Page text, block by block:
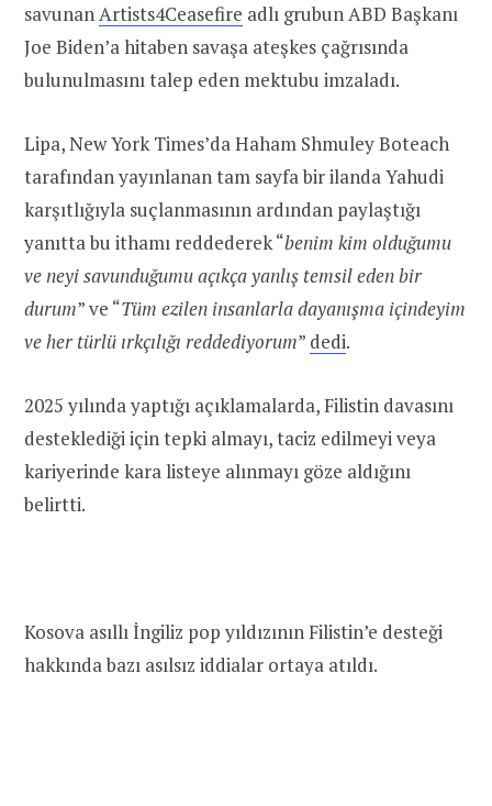
savunanArtists4Ceasefire adlı grubun ABD Başkanı
Joe Biden’a hitaben savaşa ateşkes çağrısında
bulunulmasını talep eden mektubu imzaladı.
Lipa, New York Times’da Haham Shmuley Boteach
tarafından yayınlanan tam sayfa bir ilanda Yahudi
karşıtlığıyla suçlanmasının ardından paylaştığı
yanıtta bu ithamı reddederek “benim kim olduğumu
ve neyi savunduğumu açıkça yanlış temsil eden bir
durum” ve “Tüm ezilen insanlarla dayanışma içindeyim
ve her türlü ırkçılığı reddediyorum” dedi.
2025 yılında yaptığı açıklamalarda, Filistin davasını
desteklediği için tepki almayı, taciz edilmeyi veya
kariyerinde kara listeye alınmayı göze aldığını
belirtti.
Kosova asıllı İngiliz pop yıldızının Filistin’e desteği
hakkında bazı asılsız iddialar ortaya atıldı.